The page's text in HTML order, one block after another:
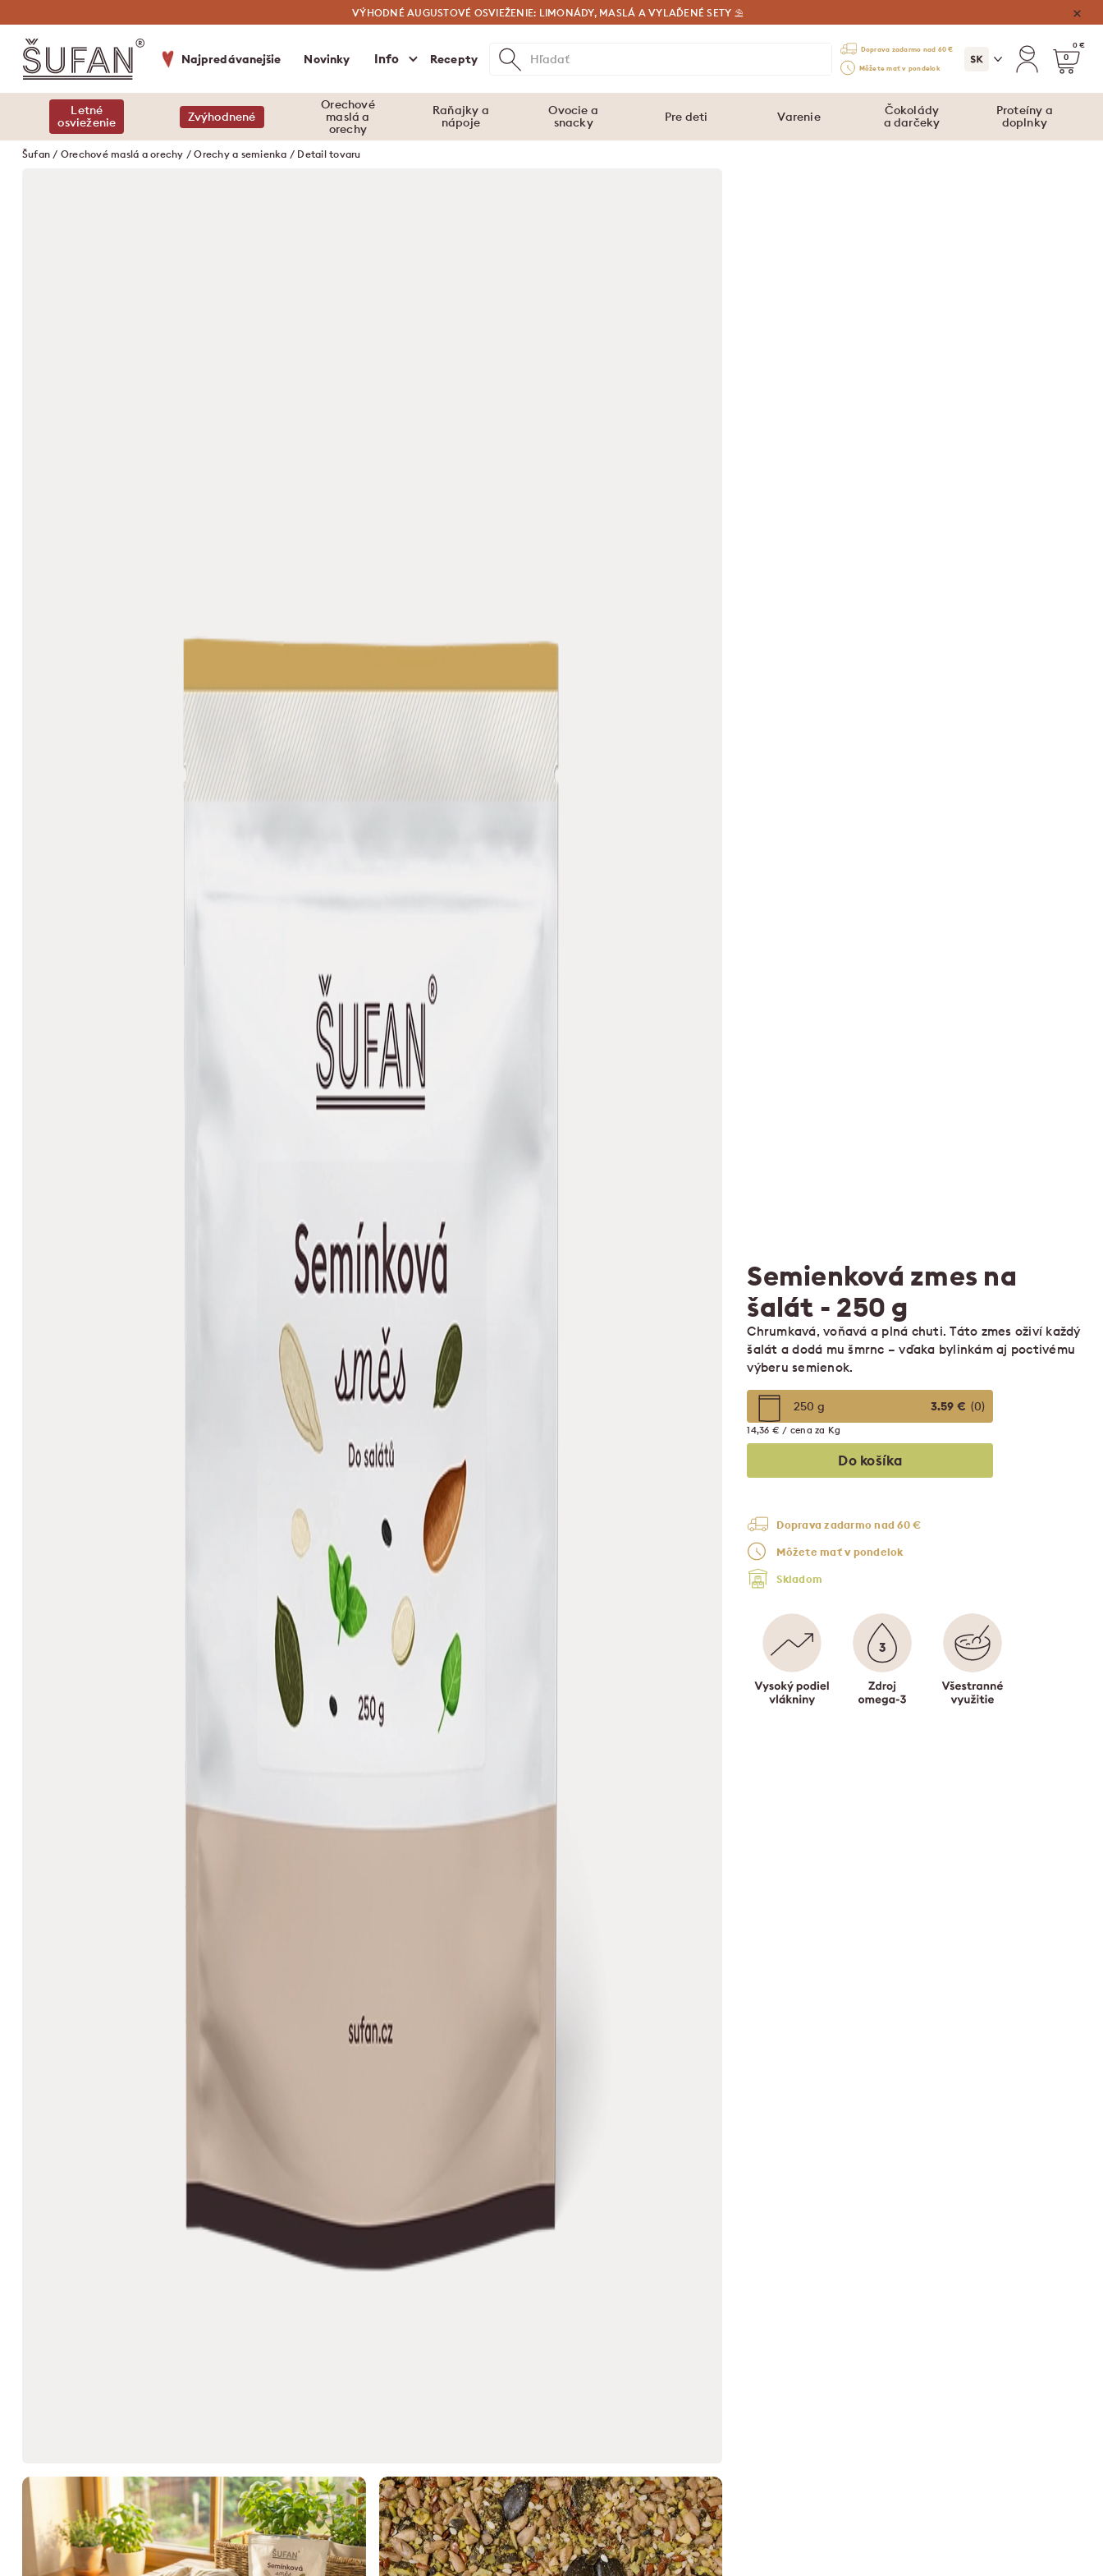
VÝHODNÉ AUGUSTOVÉ OSVIEŽENIE: LIMONÁDY, MASLÁ A VYLAĎENÉ SETY ⛱️
Najpredávanejšie Novinky Info Recepty
Doprava zadarmo nad 60 €
Môžete mať v pondelok
0 €
0
Letné
osvieženie
Zvýhodnené
Orechové
maslá a
orechy
Raňajky a
nápoje
Ovocie a
snacky
Pre deti Varenie
Čokolády
a darčeky
Proteíny a
doplnky
Šufan / Orechové maslá a orechy /Orechy a semienka / Detail tovaru
Semienková zmes na
šalát - 250 g
Chrumkavá, voňavá a plná chuti. Táto zmes oživí každý
šalát a dodá mu šmrnc – vďaka bylinkám aj poctivému
výberu semienok.
250 g 3.59 € (0)
14,36 € / cena za Kg
Do košíka
Doprava zadarmo nad 60 €
Môžete mať v pondelok
Skladom